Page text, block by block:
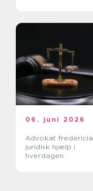
06. juni 2026
Advokat fredericia tryg
juridisk hjælp i
hverdagen